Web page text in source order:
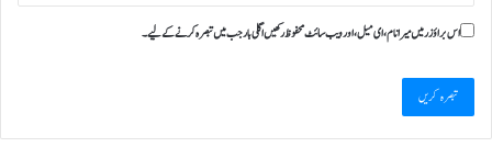
اس براؤزر میں میرا نام، ای میل، اور ویب سائٹ محفوظ رکھیں اگلی بار جب میں تبصرہ کرنے کےلیے۔